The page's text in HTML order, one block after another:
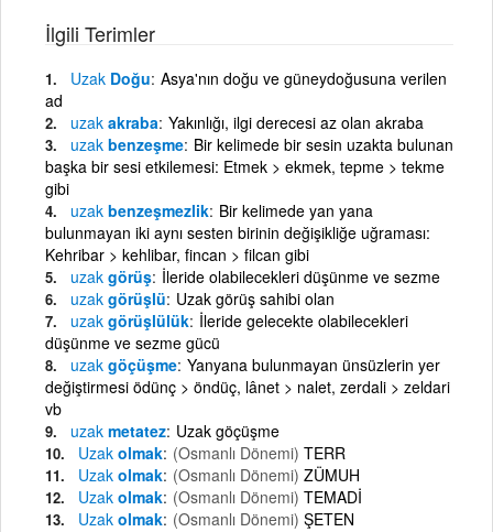
İlgili Terimler
Uzak Doğu Asya'nın doğu ve güneydoğusuna verilen
ad
uzak akraba Yakınlığı, ilgi derecesi az olan akraba
uzak benzeşme Bir kelimede bir sesin uzakta bulunan
başka bir sesi etkilemesi: Etmek > ekmek, tepme > tekme
gibi
uzak benzeşmezlik Bir kelimede yan yana
bulunmayan iki aynı sesten birinin değişikliğe uğraması:
Kehribar > kehlibar, fincan > filcan gibi
uzak görüş İleride olabilecekleri düşünme ve sezme
uzak görüşlü Uzak görüş sahibi olan
uzak görüşlülük İleride gelecekte olabilecekleri
düşünme ve sezme gücü
uzak göçüşme Yanyana bulunmayan ünsüzlerin yer
değiştirmesi ödünç > öndüç, lânet > nalet, zerdali > zeldari
vb
uzak metatez Uzak göçüşme
Uzak olmak (Osmanlı Dönemi) TERR
Uzak olmak (Osmanlı Dönemi) ZÜMUH
Uzak olmak (Osmanlı Dönemi) TEMADİ
Uzak olmak (Osmanlı Dönemi) ŞETEN